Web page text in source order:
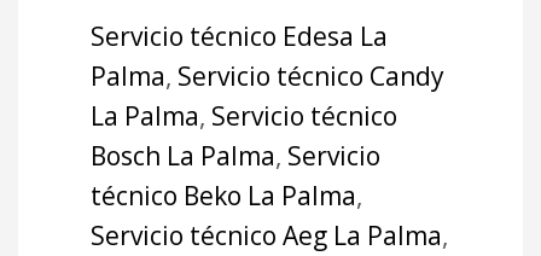
Servicio técnico Edesa La
Palma, Servicio técnico Candy
La Palma, Servicio técnico
Bosch La Palma, Servicio
técnico Beko La Palma,
Servicio técnico Aeg La Palma,